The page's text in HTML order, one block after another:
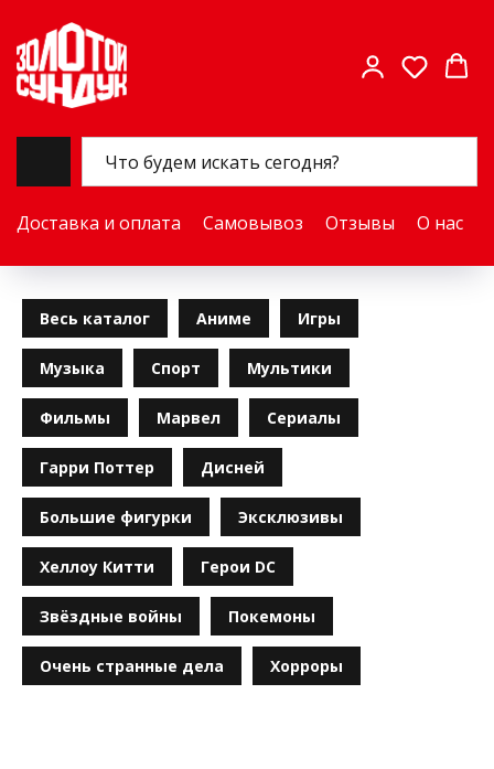
Доставка и оплата Самовывоз Отзывы О нас
Весь каталог Аниме Игры
Музыка Спорт Мультики
Фильмы Марвел Сериалы
Гарри Поттер Дисней
Большие фигурки Эксклюзивы
Хеллоу Китти Герои DC
Звёздные войны Покемоны
Очень странные дела Хорроры